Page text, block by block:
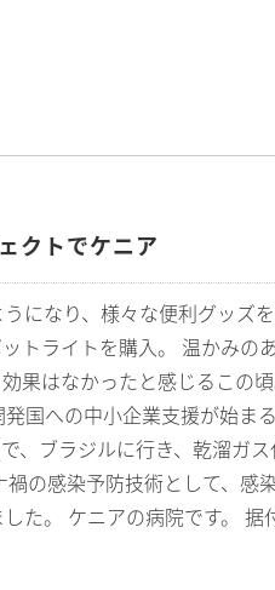
クトでケニア
になり、様々な便利グッズ
トライトを購入。 温かみ
果はなかったと感じるこの
国への中小企業支援が始ま
、ブラジルに行き、乾溜ガ
禍の感染予防技術として、感
した。 ケニアの病院です。